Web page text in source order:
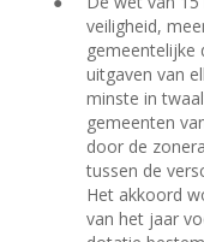
veiligheid,
gemeentelijke
uitgaven van
minste in
gemeenten
door de
tussen de
Het akkoord
van het jaar